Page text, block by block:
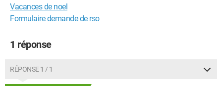
Vacances de noel
Formulaire demande de rso
1 réponse
RÉPONSE 1 / 1